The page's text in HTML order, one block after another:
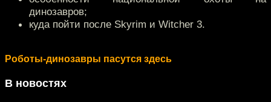
динозавров;
куда пойти после Skyrim и Witcher 3.
Роботы-динозавры пасутся здесь
В новостях